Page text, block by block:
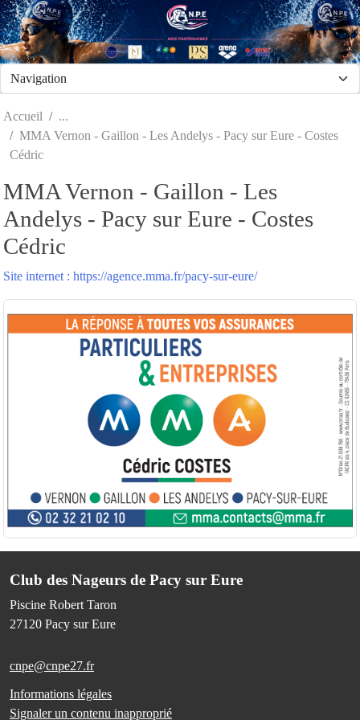
Accueil
MMA Vernon - Gaillon - Les Andelys - Pacy sur Eure - Costes
Cédric
MMA Vernon - Gaillon - Les
Andelys - Pacy sur Eure - Costes
Cédric
Site internet : https://agence.mma.fr/pacy-sur-eure/
Club des Nageurs de Pacy sur Eure
Piscine Robert Taron
27120 Pacy sur Eure
cnpe@cnpe27.fr
Informations légales
Signaler un contenu inapproprié
Panneau de gestion des cookies